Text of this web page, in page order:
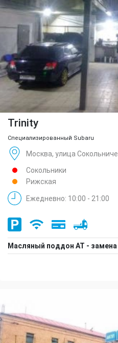
Trinity
Специализированный Subaru
Москва, улица
Сокольники
Рижская
Ежедневно: 10:00 - 21:00
Масляный поддон АТ - замена